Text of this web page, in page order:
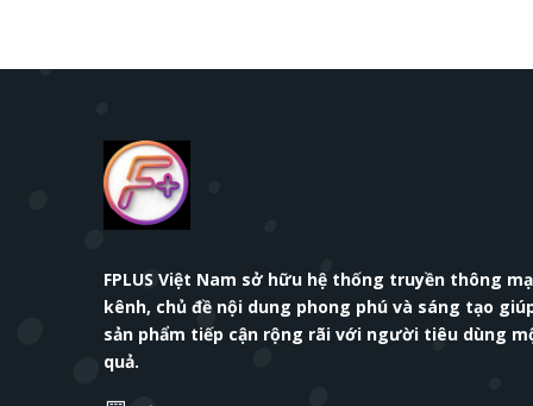
FPLUS Việt Nam sở hữu hệ thống truyền thông
kênh, chủ đề nội dung phong phú và sáng tạo
sản phẩm tiếp cận rộng rãi với người tiêu dùng
quả.